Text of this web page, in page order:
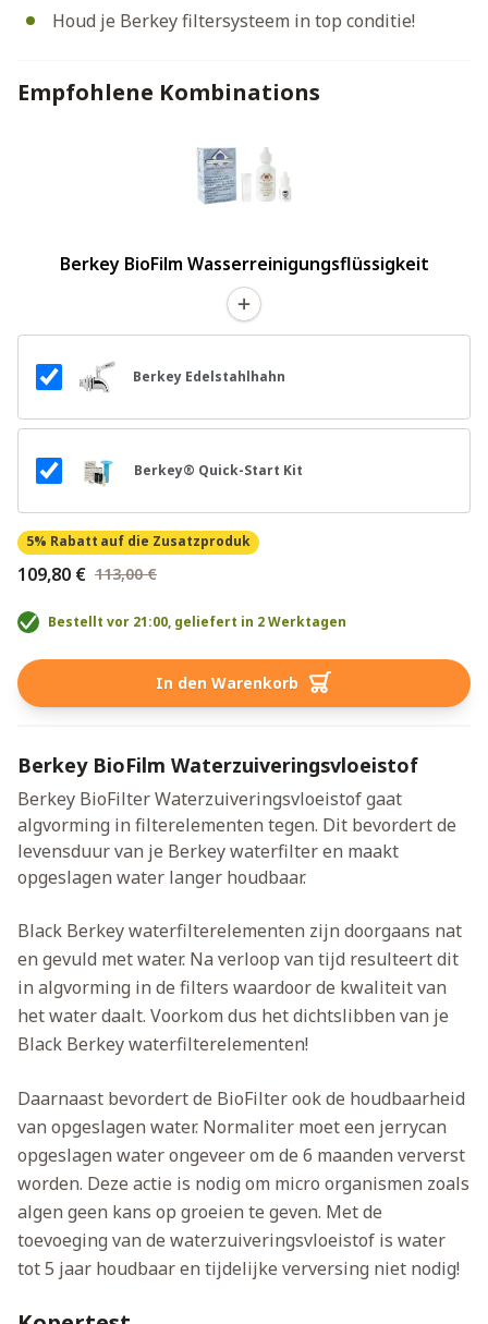
Houd je Berkey filtersysteem in top conditie!
Empfohlene Kombinations
Berkey BioFilm Wasserreinigungsflüssigkeit
Berkey Edelstahlhahn
Berkey® Quick-Start Kit
5% Rabatt auf die Zusatzproduk
109,80 € 113,00 €
Bestellt vor 21:00, geliefert in 2 Werktagen
In den Warenkorb
Berkey BioFilm Waterzuiveringsvloeistof
Berkey BioFilter Waterzuiveringsvloeistof gaat
algvorming in filterelementen tegen. Dit bevordert de
levensduur van je Berkey waterfilter en maakt
opgeslagen water langer houdbaar.
Black Berkey waterfilterelementen zijn doorgaans nat
en gevuld met water. Na verloop van tijd resulteert dit
in algvorming in de filters waardoor de kwaliteit van
het water daalt. Voorkom dus het dichtslibben van je
Black Berkey waterfilterelementen!
Daarnaast bevordert de BioFilter ook de houdbaarheid
van opgeslagen water. Normaliter moet een jerrycan
opgeslagen water ongeveer om de 6 maanden ververst
worden. Deze actie is nodig om micro organismen zoals
algen geen kans op groeien te geven. Met de
toevoeging van de waterzuiveringsvloeistof is water
tot 5 jaar houdbaar en tijdelijke verversing niet nodig!